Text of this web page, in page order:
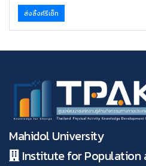
ส่งลิ้งค์รีเซ็ท
Mahidol University
Institute for Population